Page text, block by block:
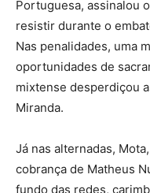
Portuguesa, assinalou
resistir durante o
Nas penalidades, uma
oportunidades de
mixtense desperdiçou
Miranda.
Já nas alternadas,
cobrança de Matheus
fundo das redes,